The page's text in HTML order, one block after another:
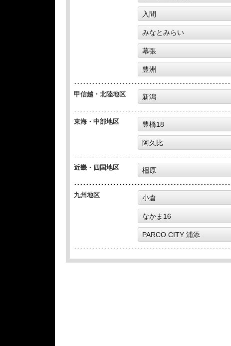
入間
みなとみらい
幕張
豊洲
甲信越・北陸地区 新潟
東海・中部地区 豊橋18
阿久比
近畿・四国地区 橿原
九州地区 小倉
なかま16
PARCO CITY 浦添